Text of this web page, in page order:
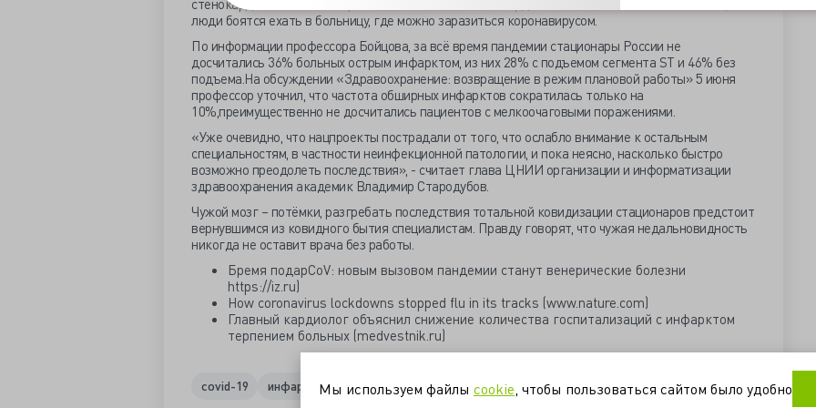
стенокардией. В начале апреля московский главный кардиолог Елена Васильева отметила, что
люди боятся ехать в больницу, где можно заразиться коронавирусом.
По информации профессора Бойцова, за всё время пандемии стационары России не
досчитались 36% больных острым инфарктом, из них 28% с подъемом сегмента ST и 46% без
подъема.На обсуждении «Здравоохранение: возвращение в режим плановой работы» 5 июня
профессор уточнил, что частота обширных инфарктов сократилась только на
10%,преимущественно не досчитались пациентов с мелкоочаговыми поражениями.
«Уже очевидно, что нацпроекты пострадали от того, что ослабло внимание к остальным
специальностям, в частности неинфекционной патологии, и пока неясно, насколько быстро
возможно преодолеть последствия», - считает глава ЦНИИ организации и информатизации
здравоохранения академик Владимир Стародубов.
Чужой мозг – потёмки, разгребать последствия тотальной ковидизации стационаров предстоит
вернувшимся из ковидного бытия специалистам. Правду говорят, что чужая недальновидность
никогда не оставит врача без работы.
Бремя подарCoV: новым вызовом пандемии станут венерические болезни
https://iz.ru)
How coronavirus lockdowns stopped flu in its tracks (www.nature.com)
Главный кардиолог объяснил снижение количества госпитализаций с инфарктом
терпением больных (medvestnik.ru)
covid-19 инфаркт иппп карантин эпидемия
Мы используем файлы cookie , чтобы пользоваться сайтом было удобно